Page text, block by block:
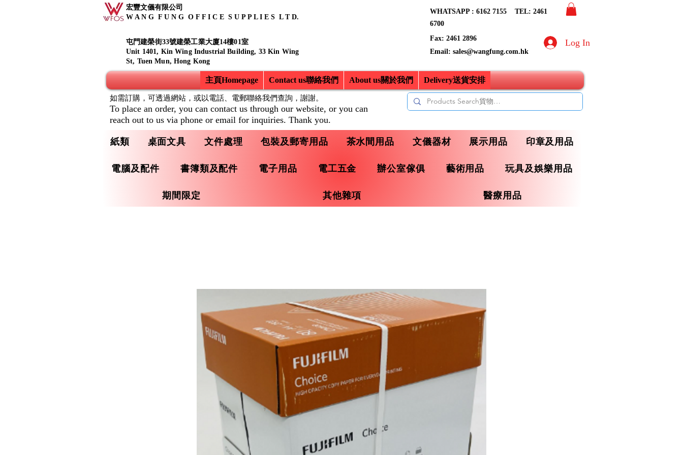
宏豐文儀有限公司
W A N G F U N G O F F I C E S U P P L I E S L T D.
屯門建榮街33號建榮工業大廈14樓01室
Unit 1401, Kin Wing Industrial Building, 33 Kin Wing
St, Tuen Mun, Hong Kong
WHATSAPP : 6162 7155​ TEL: 2461
6700
Fax: 2461 2896
Email: sales@wangfung.com.hk
Log In
主頁Homepage Contact us聯絡我們 About us關於我們 Delivery送貨安排
紙類 桌面文具 文件處理 包裝及郵寄用品 茶水間用品 文儀器材 展示用品 印章及用品
電腦及配件 書簿類及配件 電子用品 電工五金 辦公室傢俱 藝術用品 玩具及娛樂用品
期間限定 其他雜項 醫療用品
如需訂購，可透過網站，或以電話、電郵聯絡我們查詢， 謝謝。
To place an order, you can contact us through our website, or you can
reach out to us via phone or email for inquiries. Thank you.